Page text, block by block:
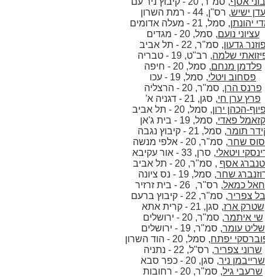
עדן ישיש, רס"ן, 44 - רמת השרון
יהונתן, סמל, 21 - מעלה אדומים
עציוני נועם, סמל, 20 - מגדים
פוזנר גדעון, סמ"ר, 22 - תל אביב
שלמה, רב"ט, 19 - טבריה
פלדמן מנחם, סמל, 20 - חיפה
פסחוב ויטלי, סמל, 19 - עכו
פרנס הרן, סמ"ר, 20 - הרצליה
פרץ ערן חי, סגן, 21 - דגניה א'
הכהן ירון, סמל, 20 - תל אביב
קזאמל פאדי, סמל, 19 - בית ג'אן
תומר, סמל, 21 - קיבוץ נגבה
שחר, סמ"ר, 20 - אלפי מנשה
ויטאלי, סרן, 33 - אור עקיבא
אסף , סמ"ר, 20 - תל אביב
שחר, סמל, 19 - נס ציונה
כמאל, רס"ר, 26 - בית זרזיר
צפריר, סמ"ר, 22 - קיבוץ ברעם
שטרק ארז, סגן, 21 - קרית אתא
שי איתמר, סמ"ר, 20 - ירושלים
שליט עומר, סמ"ר, 19 - ירושלים
יפתח, סמל, 20 - הוד השרון
שרוני צפריר, רס"ל, 22 - נתניה
שרייבמן ניר, סגן, 20 - כפר סבא
שרעבי גיל, סמ"ר, 20 - רחובות